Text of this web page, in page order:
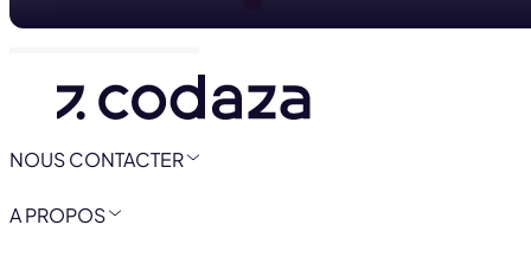
NOUS CONTACTER
A PROPOS